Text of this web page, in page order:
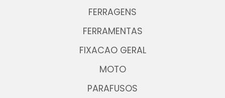
FERRAGENS
FERRAMENTAS
FIXACAO GERAL
MOTO
PARAFUSOS